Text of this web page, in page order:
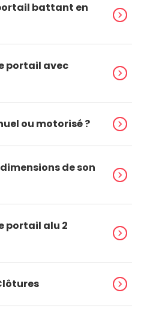
battant en
chevron_right
portail avec
chevron_right
ou motorisé ? chevron_right
de son
chevron_right
portail alu 2
chevron_right
chevron_right